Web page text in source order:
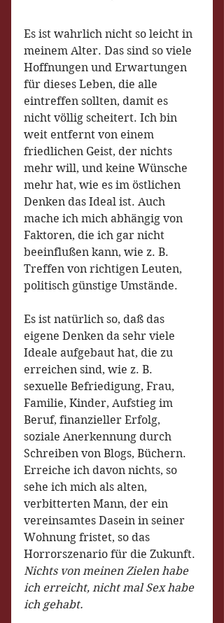
Es ist wahrlich nicht so leicht in
meinem Alter. Das sind so viele
Hoffnungen und Erwartungen
für dieses Leben, die alle
eintreffen sollten, damit es
nicht völlig scheitert. Ich bin
weit entfernt von einem
friedlichen Geist, der nichts
mehr will, und keine Wünsche
mehr hat, wie es im östlichen
Denken das Ideal ist. Auch
mache ich mich abhängig von
Faktoren, die ich gar nicht
beeinflußen kann, wie z. B.
Treffen von richtigen Leuten,
politisch günstige Umstände.
Es ist natürlich so, daß das
eigene Denken da sehr viele
Ideale aufgebaut hat, die zu
erreichen sind, wie z. B.
sexuelle Befriedigung, Frau,
Familie, Kinder, Aufstieg im
Beruf, finanzieller Erfolg,
soziale Anerkennung durch
Schreiben von Blogs, Büchern.
Erreiche ich davon nichts, so
sehe ich mich als alten,
verbitterten Mann, der ein
vereinsamtes Dasein in seiner
Wohnung fristet, so das
Horrorszenario für die Zukunft.
Nichts von meinen Zielen habe
ich erreicht, nicht mal Sex habe
ich gehabt.